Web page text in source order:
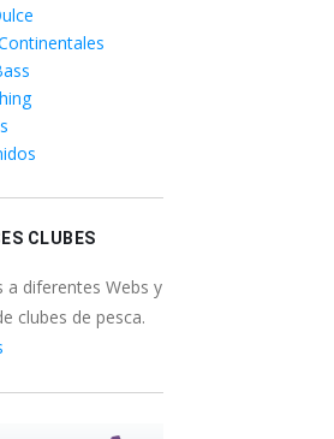
CLUBES
a diferentes Webs y
clubes de pesca.